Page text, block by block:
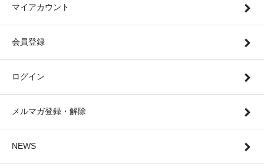
マイアカウント
会員登録
ログイン
メルマガ登録・解除
NEWS